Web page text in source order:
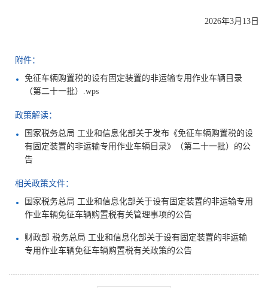
2026年3月13日
附件：
免征车辆购置税的设有固定装置的非运输专用作业车辆目录
（第二十一批）.wps
政策解读：
国家税务总局 工业和信息化部关于发布《免征车辆购置税的设
有固定装置的非运输专用作业车辆目录》（第二十一批）的公
告
相关政策文件：
国家税务总局 工业和信息化部关于设有固定装置的非运输专用
作业车辆免征车辆购置税有关管理事项的公告
财政部 税务总局 工业和信息化部关于设有固定装置的非运输
专用作业车辆免征车辆购置税有关政策的公告